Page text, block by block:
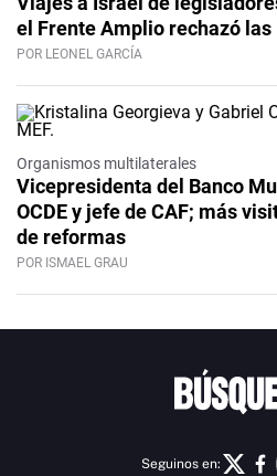
el Frente Amplio rechazó
POR LEONEL GARCÍA
Organismos multilaterales
Vicepresidenta del Banco
OCDE y jefe de CAF; más
de reformas
POR ISMAEL GRAU
Seguinos en: